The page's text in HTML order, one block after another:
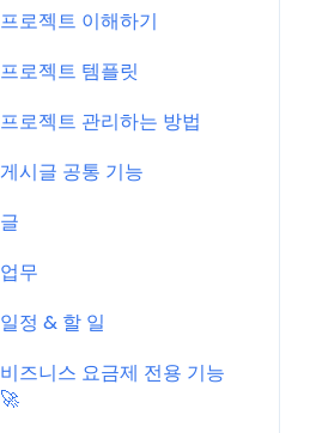
신규 업데이트 (PC&서버)
서버 작업
KT cloud BizWorks 서버
프로젝트 이해하기
프로젝트 템플릿
프로젝트 관리하는 방법
게시글 공통 기능
글
업무
일정 & 할 일
비즈니스 요금제 전용 기능
🚀